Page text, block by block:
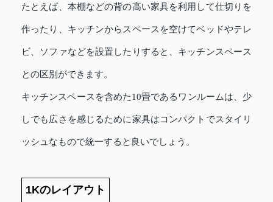
たとえば、本棚などの背の高い家具を利用して仕切りを
作ったり、キッチンからスペースを空けてベッドやテレ
ビ、ソファなどを設置したりすると、キッチンスペース
との区別ができます。
キッチンスペースを含めた10畳であるワンルームは、少
しでも広さを感じるために家具はコンパクトでスタイリ
ッシュなもので統一すると良いでしょう。
1Kのレイアウト